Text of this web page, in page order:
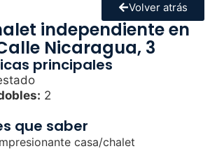
Volver atrás
independiente en
Nicaragua, 3
principales
2
que saber
casa/chalet